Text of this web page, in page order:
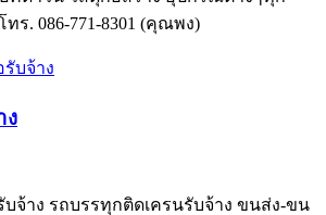
ร. 086-771-8301 (คุณพง)
ง
บจ้าง รถบรรทุกติดเครนรับจ้าง ขนส่ง-ขน